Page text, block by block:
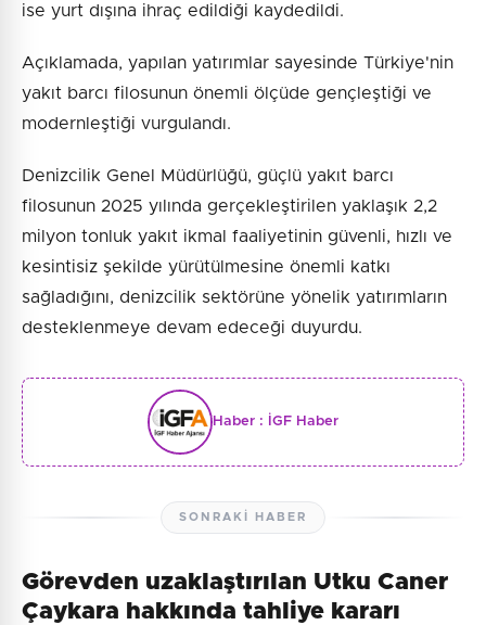
ise yurt dışına ihraç edildiği kaydedildi.
Açıklamada, yapılan yatırımlar sayesinde Türkiye'nin
yakıt barcı filosunun önemli ölçüde gençleştiği ve
modernleştiği vurgulandı.
Denizcilik Genel Müdürlüğü, güçlü yakıt barcı
filosunun 2025 yılında gerçekleştirilen yaklaşık 2,2
milyon tonluk yakıt ikmal faaliyetinin güvenli, hızlı ve
kesintisiz şekilde yürütülmesine önemli katkı
sağladığını, denizcilik sektörüne yönelik yatırımların
desteklenmeye devam edeceği duyurdu.
Haber : İGF Haber
SONRAKI HABER
Görevden uzaklaştırılan Utku Caner
Çaykara hakkında tahliye kararı